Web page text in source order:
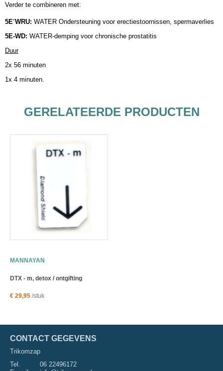
Verder te combineren met:
5E-WRU: WATER Ondersteuning voor erectiestoornissen, spermaverlies
5E-WD: WATER-demping voor chronische prostatitis
Duur
2x 56 minuten
1x 4 minuten.
GERELATEERDE PRODUCTEN
MANNAYAN
DTX - m, detox / ontgifting
€ 29,95 /stuk
CONTACT GEGEVENS
Trikomzap
Tel.
06 22496172